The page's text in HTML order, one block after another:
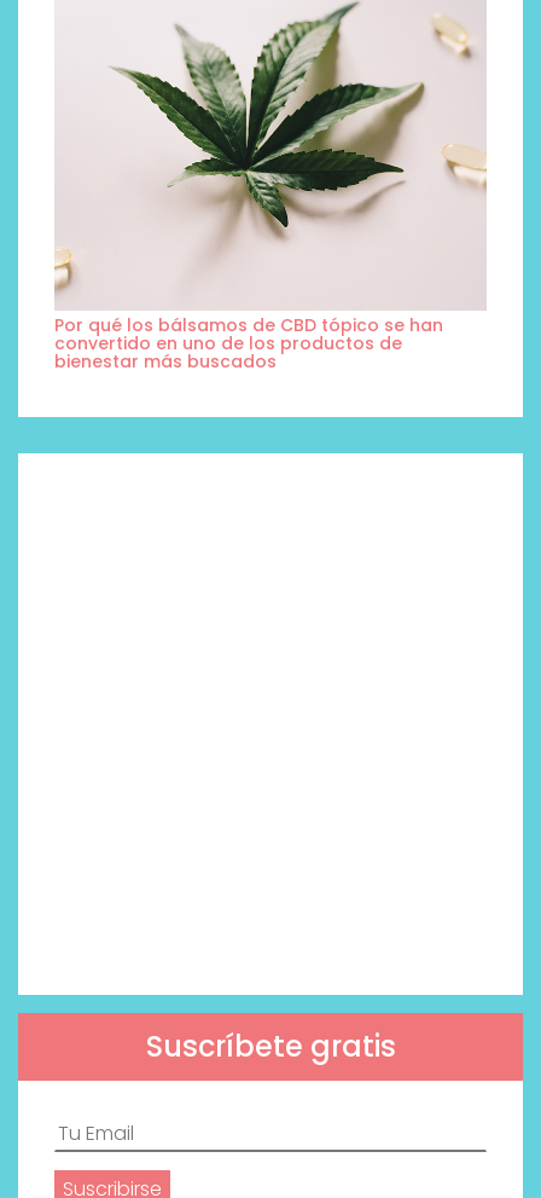
Por qué los bálsamos de CBD tópico se han
convertido en uno de los productos de
bienestar más buscados
Suscríbete gratis